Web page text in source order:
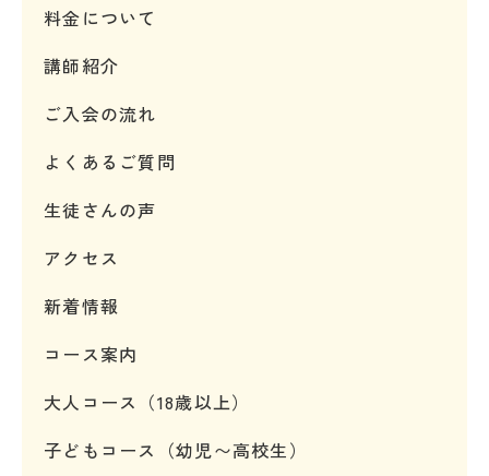
料金について
講師紹介
ご入会の流れ
よくあるご質問
生徒さんの声
アクセス
新着情報
コース案内
大人コース（18歳以上）
子どもコース（幼児〜高校生）